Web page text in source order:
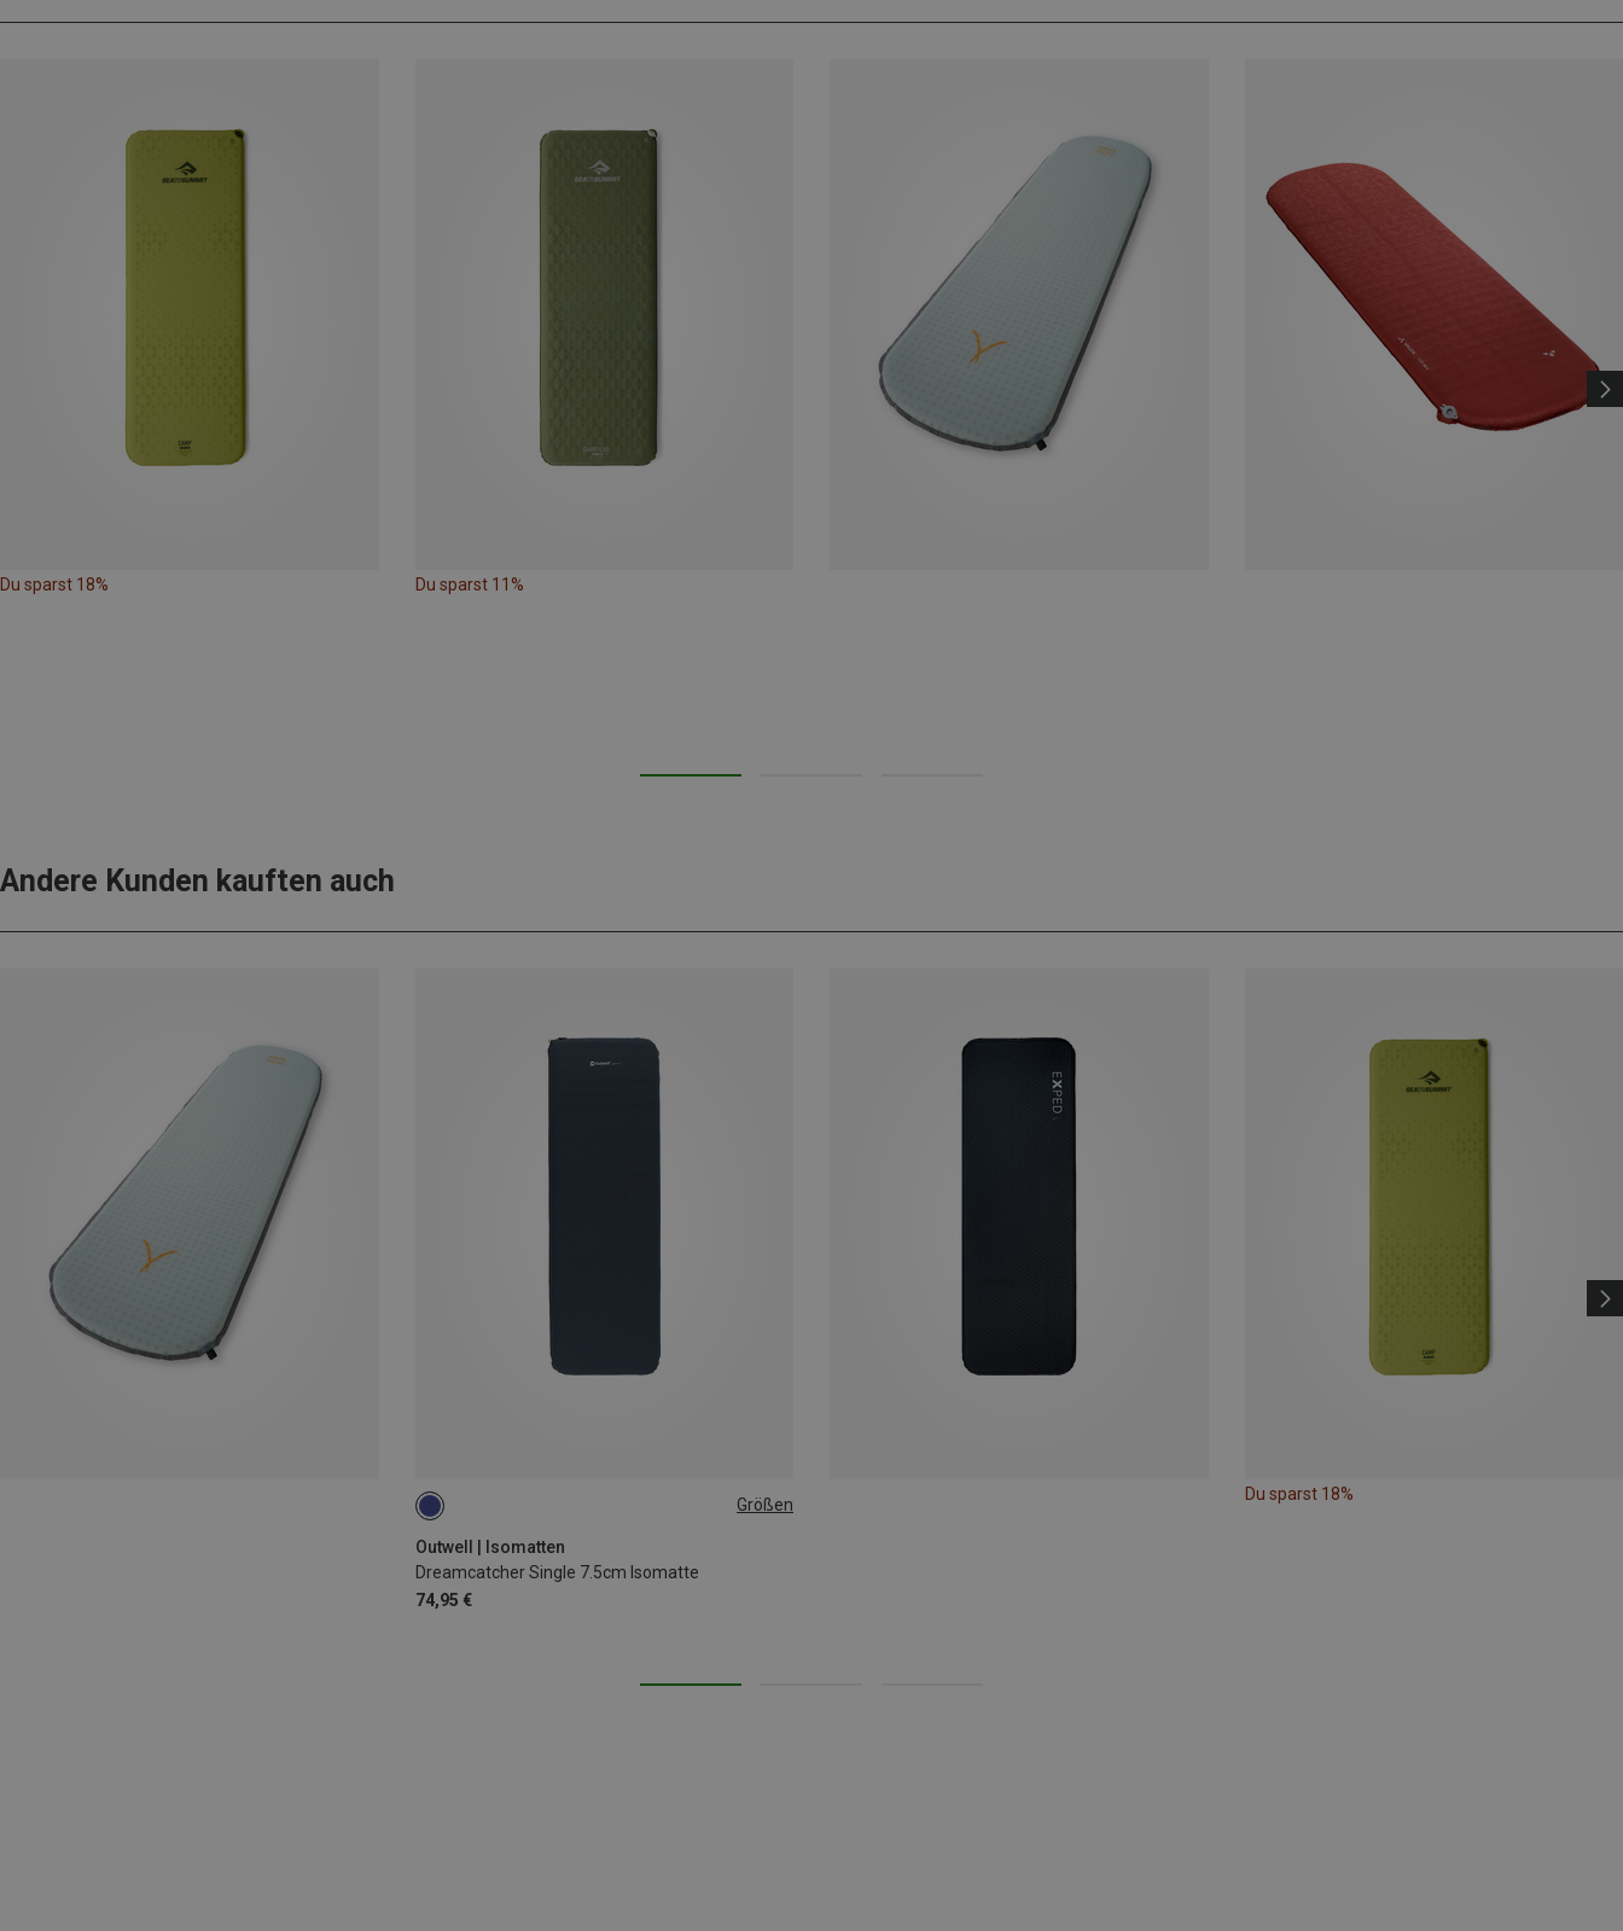
Du sparst 18% Du sparst 11%
Andere Kunden kauften auch
Größen
Outwell | Isomatten
Dreamcatcher Single 7.5cm Isomatte
74,95 €
195X63CM
Du sparst 18%